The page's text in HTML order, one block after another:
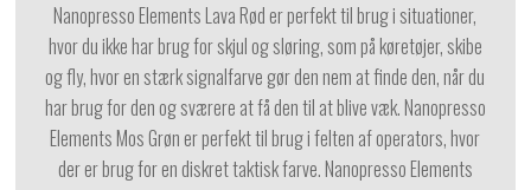
Nanopresso Elements Lava Rød er perfekt til brug i situationer,
hvor du ikke har brug for skjul og sløring, som på køretøjer, skibe
og fly, hvor en stærk signalfarve gør den nem at finde den, når du
har brug for den og sværere at få den til at blive væk. Nanopresso
Elements Mos Grøn er perfekt til brug i felten af ​​operators, hvor
der er brug for en diskret taktisk farve. Nanopresso Elements